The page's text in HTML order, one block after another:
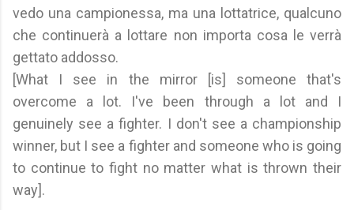
vedo una campionessa, ma una lottatrice, qualcuno
che continuerà a lottare non importa cosa le verrà
gettato addosso.
[What I see in the mirror [is] someone that's
overcome a lot. I've been through a lot and I
genuinely see a fighter. I don't see a championship
winner, but I see a fighter and someone who is going
to continue to fight no matter what is thrown their
way].